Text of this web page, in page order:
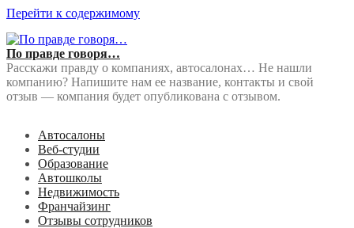
Перейти к содержимому
По правде говоря…
Расскажи правду о компаниях, автосалонах… Не нашли
компанию? Напишите нам ее название, контакты и свой
отзыв — компания будет опубликована с отзывом.
Автосалоны
Веб-студии
Образование
Автошколы
Недвижимость
Франчайзинг
Отзывы сотрудников